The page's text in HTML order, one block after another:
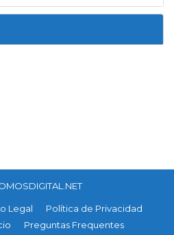
Legal
Política de Privacidad
Preguntas Frequentes